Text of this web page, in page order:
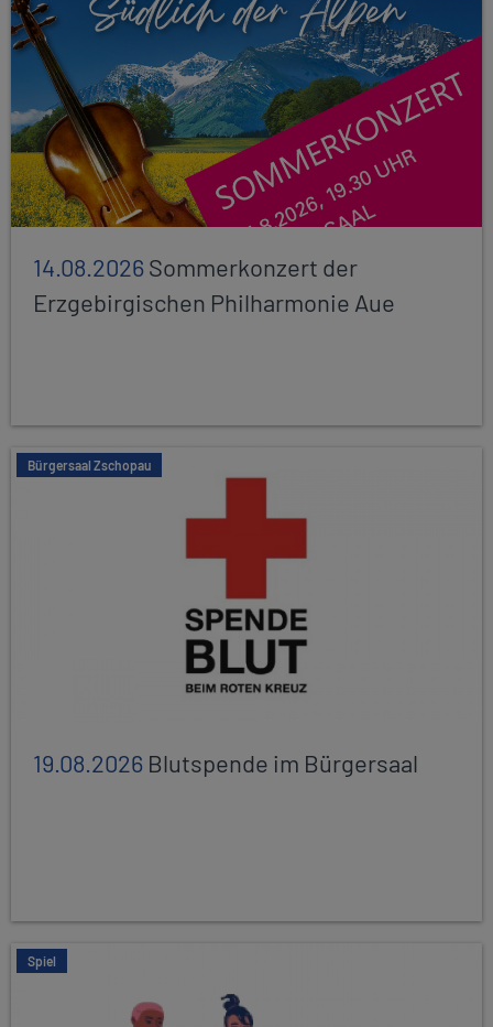
14.08.2026Sommerkonzert der
Erzgebirgischen Philharmonie Aue
Bürgersaal Zschopau
19.08.2026 Blutspende im Bürgersaal
Spiel